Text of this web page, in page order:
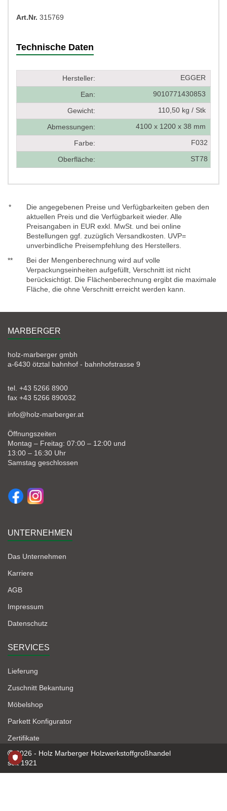
Art.Nr. 315769
Technische Daten
Hersteller: EGGER
Ean: 9010771430853
Gewicht: 110,50 kg / Stk
Abmessungen: 4100 x 1200 x 38 mm
Farbe: F032
Oberfläche: ST78
*
Die angegebenen Preise und Verfügbarkeiten geben den
aktuellen Preis und die Verfügbarkeit wieder. Alle
Preisangaben in EUR exkl. MwSt. und bei online
Bestellungen ggf. zuzüglich Versandkosten. UVP=
unverbindliche Preisempfehlung des Herstellers.
**
Bei der Mengenberechnung wird auf volle
Verpackungseinheiten aufgefüllt, Verschnitt ist nicht
berücksichtigt. Die Flächenberechnung ergibt die maximale
Fläche, die ohne Verschnitt erreicht werden kann.
MARBERGER
holz-marberger gmbh
a-6430 ötztal bahnhof - bahnhofstrasse 9
tel. +43 5266 8900
fax +43 5266 890032
info@holz-marberger.at
Öffnungszeiten
Montag – Freitag: 07:00 – 12:00 und
13:00 – 16:30 Uhr
Samstag geschlossen
UNTERNEHMEN
Das Unternehmen
Karriere
AGB
Impressum
Datenschutz
SERVICES
Lieferung
Zuschnitt Bekantung
Möbelshop
Parkett Konfigurator
Zertifikate
2026 - Holz Marberger Holzwerkstoffgroßhandel
seit 1921